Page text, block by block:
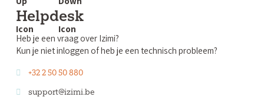
Helpdesk
Heb je een vraag over Izimi?
Kun je niet inloggen of heb je een technisch probleem?
+32 2 50 50 880
support@izimi.be